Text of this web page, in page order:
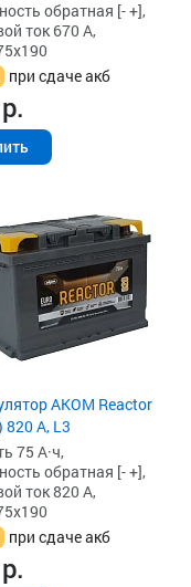
обратная [- +],
ток 670 А,
при сдаче акб
р.
AKOM Reactor
820 А, L3
75 А·ч,
обратная [- +],
ток 820 А,
при сдаче акб
р.